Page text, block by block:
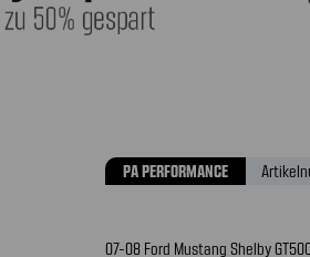
PA PERFORMANCE
07-08 Ford Mustang Shelby